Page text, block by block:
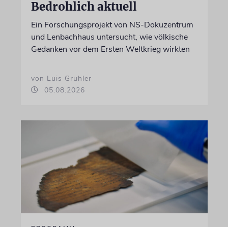
Bedrohlich aktuell
Ein Forschungsprojekt von NS-Dokuzentrum
und Lenbachhaus untersucht, wie völkische
Gedanken vor dem Ersten Weltkrieg wirkten
von Luis Gruhler
05.08.2026